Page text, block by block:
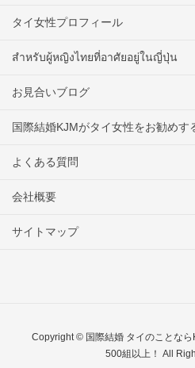
タイ女性プロフィール
สำหรับผู้หญิงไทยที่อาศัยอยู่ในญี่ปุ่น
お見合いブログ
国際結婚KJMがタイ女性をお勧めす
よくある質問
会社概要
サイトマップ
Copyright © 国際結婚 タイのことな
500組以上！ All